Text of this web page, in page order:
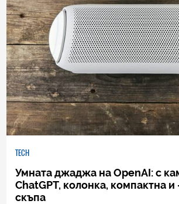
TECH
Умната джаджа на OpenAI: с
ChatGPT, колонка, компактна
скъпа